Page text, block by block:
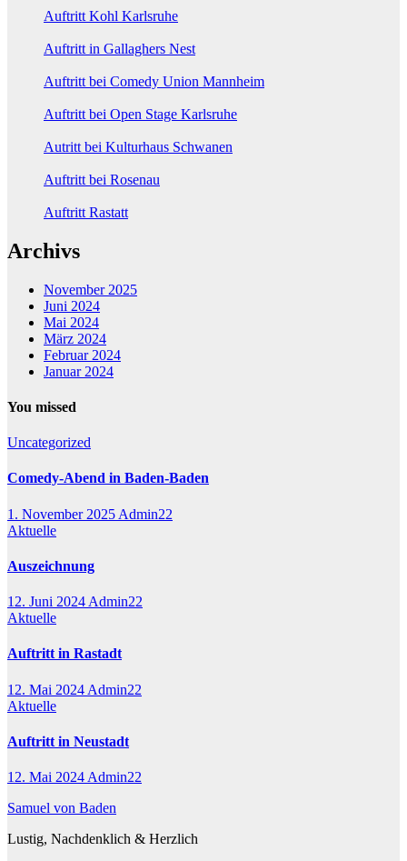
Auftritt Kohl Karlsruhe
Auftritt in Gallaghers Nest
Auftritt bei Comedy Union Mannheim
Auftritt bei Open Stage Karlsruhe
Autritt bei Kulturhaus Schwanen
Auftritt bei Rosenau
Auftritt Rastatt
Archivs
November 2025
Juni 2024
Mai 2024
März 2024
Februar 2024
Januar 2024
You missed
Uncategorized
Comedy-Abend in Baden-Baden
1. November 2025 Admin22
Aktuelle
Auszeichnung
12. Juni 2024 Admin22
Aktuelle
Auftritt in Rastadt
12. Mai 2024 Admin22
Aktuelle
Auftritt in Neustadt
12. Mai 2024 Admin22
Samuel von Baden
Lustig, Nachdenklich & Herzlich